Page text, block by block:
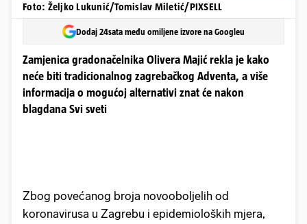
Foto: Željko Lukunić/Tomislav Miletić/PIXSELL
Dodaj 24sata među omiljene izvore na Googleu
Zamjenica gradonačelnika Olivera Majić rekla je kako
neće biti tradicionalnog zagrebačkog Adventa, a više
informacija o mogućoj alternativi znat će nakon
blagdana Svi sveti
Zbog povećanog broja novooboljelih od
koronavirusa u Zagrebu i epidemioloških mjera,